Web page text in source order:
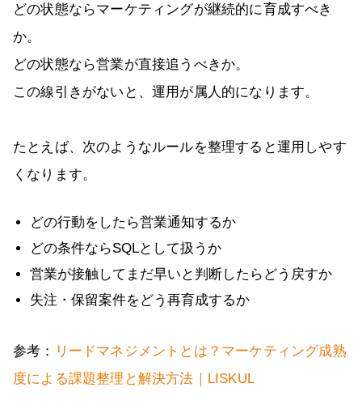
どの状態ならマーケティングが継続的に育成すべき
か。
どの状態なら営業が直接追うべきか。
この線引きがないと、運用が属人的になります。
たとえば、次のようなルールを整理すると運用しやす
くなります。
どの行動をしたら営業通知するか
どの条件ならSQLとして扱うか
営業が接触してまだ早いと判断したらどう戻すか
失注・保留案件をどう再育成するか
参考：
リードマネジメントとは？マーケティング成熟
度による課題整理と解決方法｜LISKUL